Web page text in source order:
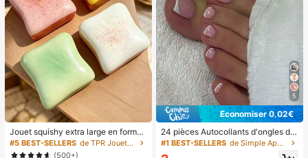
Jouet squishy extra large en forme
de toast, jouet anti-stress super do
ux en beurre de toast, disponible en
#5 BEST-SELLERS
de TPR Jouets amusants et fantaisie pour adolescen
(500+)
5
Économiser 0,02€
24 pièces Autocollants d'ongles d'o
rteil carrés pour créer de nouveaux
designs d'ongles ! Base nude rétro
#1 BEST-SELLERS de Simple Appuyez sur les faux ongles